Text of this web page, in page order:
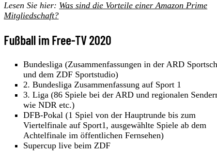
Lesen Sie hier: Was sind die Vorteile einer Amazon Prime
Mitgliedschaft?
Fußball im Free-TV 2020
Bundesliga (Zusammenfassungen in der ARD
und dem ZDF Sportstudio)
2. Bundesliga Zusammenfassung auf Sport 1
3. Liga (86 Spiele bei der ARD und regionalen
wie NDR etc.)
DFB-Pokal (1 Spiel von der Hauptrunde bis zum
Viertelfinale auf Sport1, ausgewählte Spiele ab dem
Achtelfinale im öffentlichen Fernsehen)
Supercup live beim ZDF